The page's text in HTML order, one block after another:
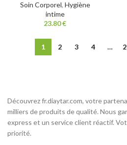
Soin Corporel, Hygiène
intime
23.80€
1 2 3 4 …
Découvrez fr.diaytar.com, votre
milliers de produits de qualité. Nous
express et un service client réactif.
priorité.